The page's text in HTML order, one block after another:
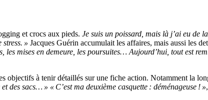
et crocs aux pieds. Je suis un poissard, mais là j’ai eu de
stress. » Jacques Guérin accumulait les affaires, mais aussi les
mises en demeure, les poursuites… Aujourd’hui, tout est
à tenir détaillés sur une fiche action. Notamment la
et des sacs… » « C’est ma deuxième casquette : déménageuse ! »